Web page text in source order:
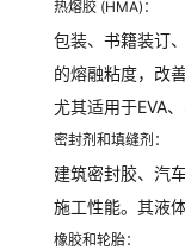
热熔胶 (HMA)：
包装、书籍装订
的熔融粘度，改
尤其适用于EVA
密封剂和填缝剂：
建筑密封胶、汽
施工性能。其液
橡胶和轮胎：